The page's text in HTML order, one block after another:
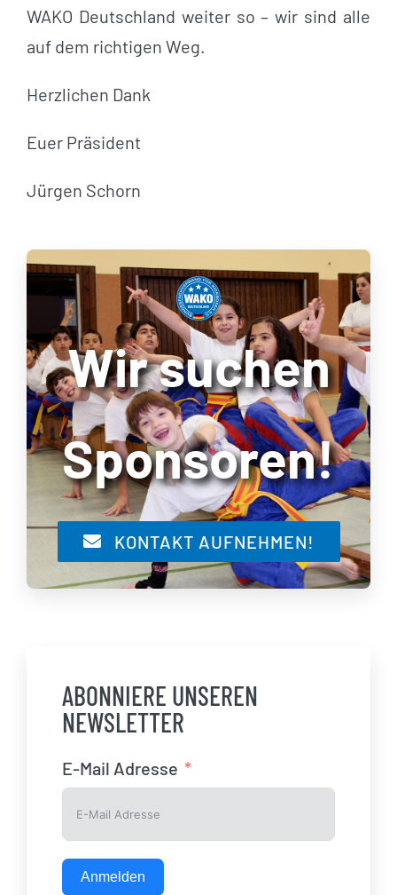
WAKO Deutschland weiter so – wir sind alle
auf dem richtigen Weg.
Herzlichen Dank
Euer Präsident
Jürgen Schorn
Wir suchen
Sponsoren!
KONTAKT AUFNEHMEN!
ABONNIERE UNSEREN
NEWSLETTER
E-Mail Adresse
Anmelden